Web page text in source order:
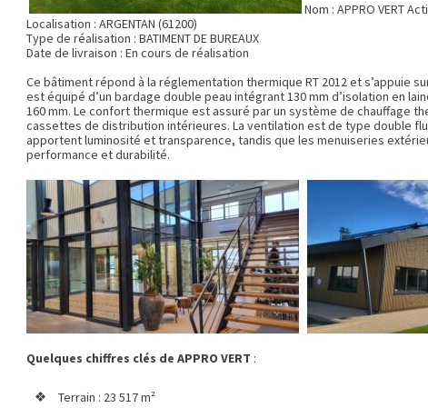
Nom : APPRO VERT
Localisation : ARGENTAN (61200)
Type de réalisation : BATIMENT DE BUREAUX
Date de livraison : En cours de réalisation
Ce bâtiment répond à la réglementation thermique RT 2012 et s’appuie
est équipé d’un bardage double peau intégrant 130 mm d’isolation en
160 mm. Le confort thermique est assuré par un système de chauffage
cassettes de distribution intérieures. La ventilation est de type double
apportent luminosité et transparence, tandis que les menuiseries
performance et durabilité.
Quelques chiffres clés de APPRO VERT :
Terrain : 23 517 m²